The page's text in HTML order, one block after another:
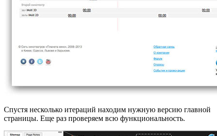
Спустя несколько итераций находим нужную версию главной
страницы. Еще раз проверяем всю функциональность.